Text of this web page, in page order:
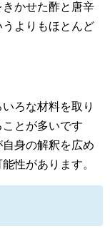
かせた酢と唐辛
よりもほとんど
ろな材料を取り
とが多いです
身の解釈を広め
性があります。